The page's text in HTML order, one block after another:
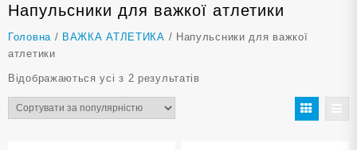
Напульсники для важкої атлетики
Головна / ВАЖКА АТЛЕТИКА / Напульсники для важкої
атлетики
Відображаються усі з 2 результатівВідсортовано